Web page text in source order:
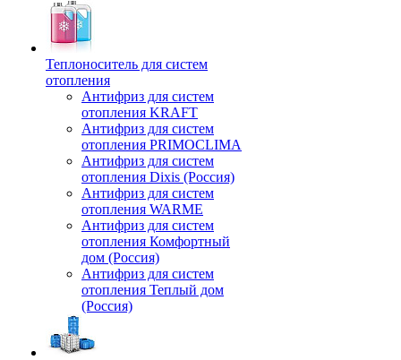
Теплоноситель для систем
отопления
Антифриз для систем
отопления KRAFT
Антифриз для систем
отопления PRIMOCLIMA
Антифриз для систем
отопления Dixis (Россия)
Антифриз для систем
отопления WARME
Антифриз для систем
отопления Комфортный
дом (Россия)
Антифриз для систем
отопления Теплый дом
(Россия)